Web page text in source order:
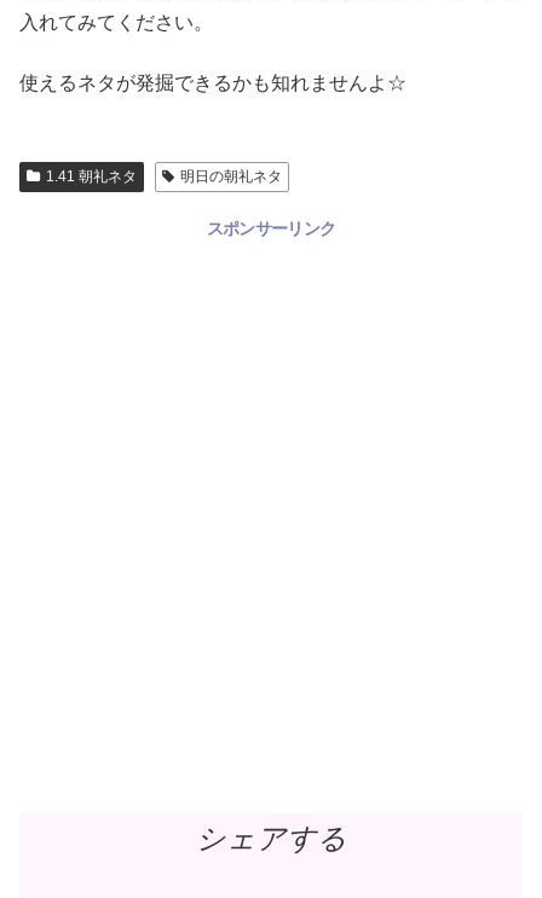
入れてみてください。
使えるネタが発掘できるかも知れませんよ☆
1.41 朝礼ネタ 明日の朝礼ネタ
スポンサーリンク
シェアする